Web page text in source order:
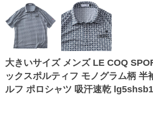
大きいサイズ メンズ LE COQ
ックスポルティフ モノグラム柄 半
ルフ ポロシャツ 吸汗速乾